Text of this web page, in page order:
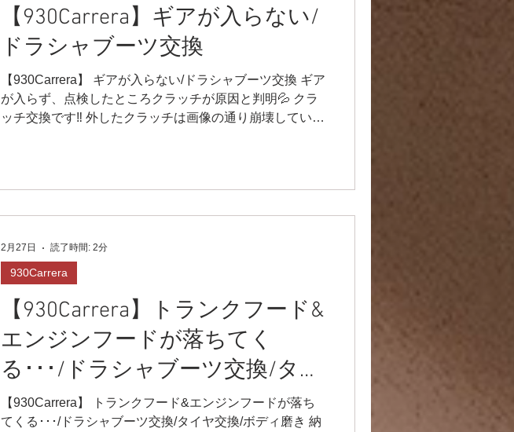
【930Carrera】ギアが入らない/
ドラシャブーツ交換
【930Carrera】 ギアが入らない/ドラシャブーツ交換 ギア
が入らず、点検したところクラッチが原因と判明💦 クラ
ッチ交換です‼️ 外したクラッチは画像の通り崩壊していま
ク部分も当時のままだったので、交換です🌟 現在出てい
ツもパックリ破れていたので交換しました✨ また気持ち
よくドライブが出来ますね🙌 ありがとうございました🌟
R9レーシングHP⬇︎ https://www.r9racing-jp.com/ YouTube
https://youtube.com/channel/UCVNw0ykm_OJHNJF8UOY
https://lin.ee/4ek3yGk 📩r9.racingteam.911@gmail.c
【930Carrera】トランクフード&
エンジンフードが落ちてく
る･･･/ドラシャブーツ交換/タイ
ヤ交換/ボディ磨き
【930Carrera】 トランクフード&エンジンフードが落ち
てくる･･･/ドラシャブーツ交換/タイヤ交換/ボディ磨き 納
930Carrera
2月27日 読了時間: 2分